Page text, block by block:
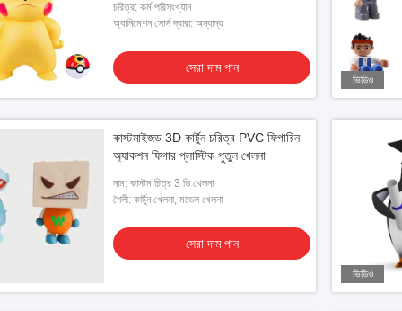
অ্যানিমেটেড অ্যানিমেটেড অ্যানিমেটেড
চরিত্র: কর্ম পরিসংখ্যান
অ্যানিমেশন সোর্স দ্বারা: অন্যান্য
সেরা দাম পান
ভিডিও
কাস্টমাইজড 3D কার্টুন চরিত্র PVC ফিগারিন
অ্যাকশন ফিগার প্লাস্টিক পুতুল খেলনা
নাম: কাস্টম চিত্র 3 ডি খেলনা
শৈলী: কার্টুন খেলনা, মডেল খেলনা
সেরা দাম পান
ভিডিও